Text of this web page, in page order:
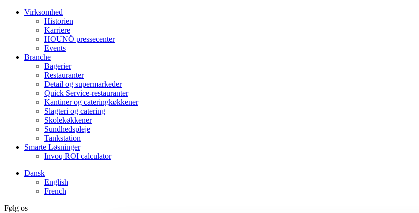
Virksomhed
Historien
Karriere
HOUNÖ pressecenter
Events
Branche
Bagerier
Restauranter
Detail og supermarkeder
Quick Service-restauranter
Kantiner og cateringkøkkener
Slagteri og catering
Skolekøkkener
Sundhedspleje
Tankstation
Smarte Løsninger
Invoq ROI calculator
Dansk
English
French
Følg os